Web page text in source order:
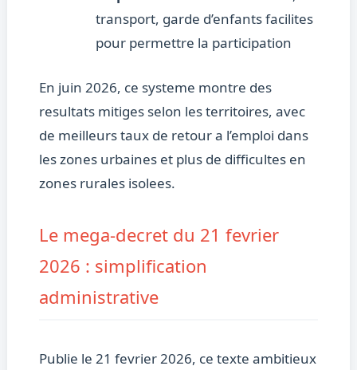
transport, garde d’enfants facilites
pour permettre la participation
En juin 2026, ce systeme montre des
resultats mitiges selon les territoires, avec
de meilleurs taux de retour a l’emploi dans
les zones urbaines et plus de difficultes en
zones rurales isolees.
Le mega-decret du 21 fevrier
2026 : simplification
administrative
Publie le 21 fevrier 2026, ce texte ambitieux